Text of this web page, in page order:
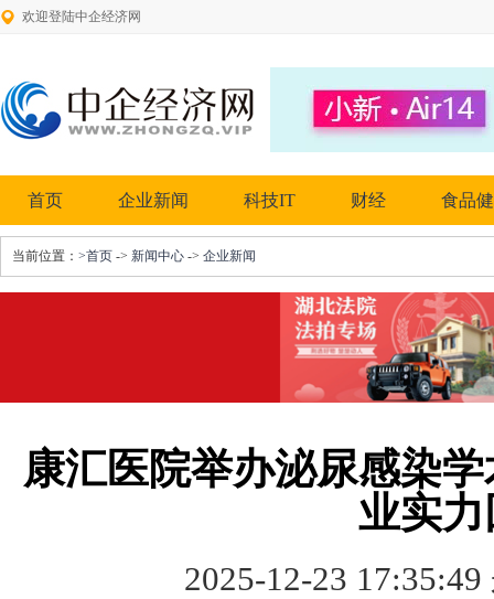
欢迎登陆中企经济网
首页 企业新闻 科技IT 财经 食品
当前位置： >首页 -> 新闻中心 -> 企业新闻
康汇医院举办泌尿感染
业实
2025-12-23